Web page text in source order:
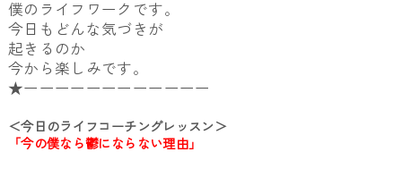
僕のライフワークです。
今日もどんな気づきが
起きるのか
今から楽しみです。
★ーーーーーーーーーーーー
＜今日のライフコーチングレッスン＞
「今の僕なら鬱にならない理由」